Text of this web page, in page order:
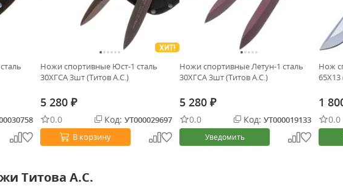
ХИТ!
Ножи спортивные Юст-1 сталь
30ХГСА 3шт (Титов А.С.)
5 280 ₽
0.0 Код: УТ000029697
В корзину
Ножи спортивные Летун-1 сталь
30ХГСА 3шт (Титов А.С.)
5 280 ₽
0.0 Код: УТ000019133
Уведомить
Нож
65Х13
1
0.0
Титова А.С.